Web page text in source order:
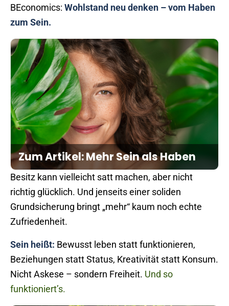
BEconomics: Wohlstand neu denken – vom Haben
zum Sein.
Zum Artikel: Mehr Sein als Haben
Besitz kann vielleicht satt machen, aber nicht
richtig glücklich. Und jenseits einer soliden
Grundsicherung bringt „mehr“ kaum noch echte
Zufriedenheit.
Sein heißt: Bewusst leben statt funktionieren,
Beziehungen statt Status, Kreativität statt Konsum.
Nicht Askese – sondern Freiheit. Und so
funktioniert’s.